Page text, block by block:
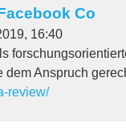
Co
16:40
Anspruch
review/